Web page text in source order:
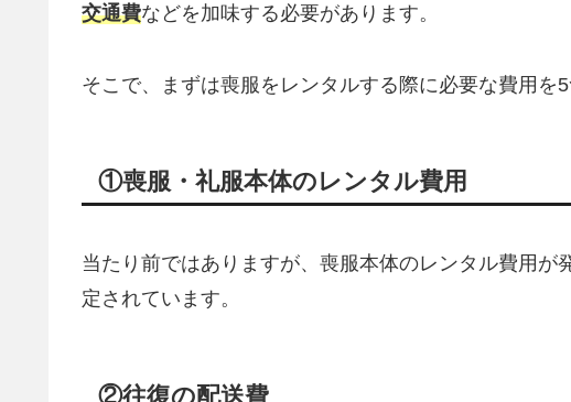
交通費などを加味する必要があります。
そこで、まずは喪服をレンタルする際に必要な費用を
①喪服・礼服本体のレンタル費用
当たり前ではありますが、喪服本体のレンタル費用が
定されています。
②往復の配送費